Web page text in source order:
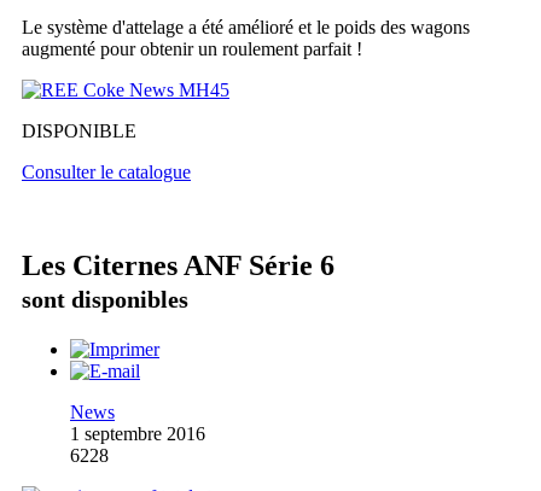
Le système d'attelage a été amélioré et le poids des wagons
augmenté pour obtenir un roulement parfait !
DISPONIBLE
Consulter le catalogue
Les Citernes ANF Série 6
sont disponibles
News
1 septembre 2016
6228